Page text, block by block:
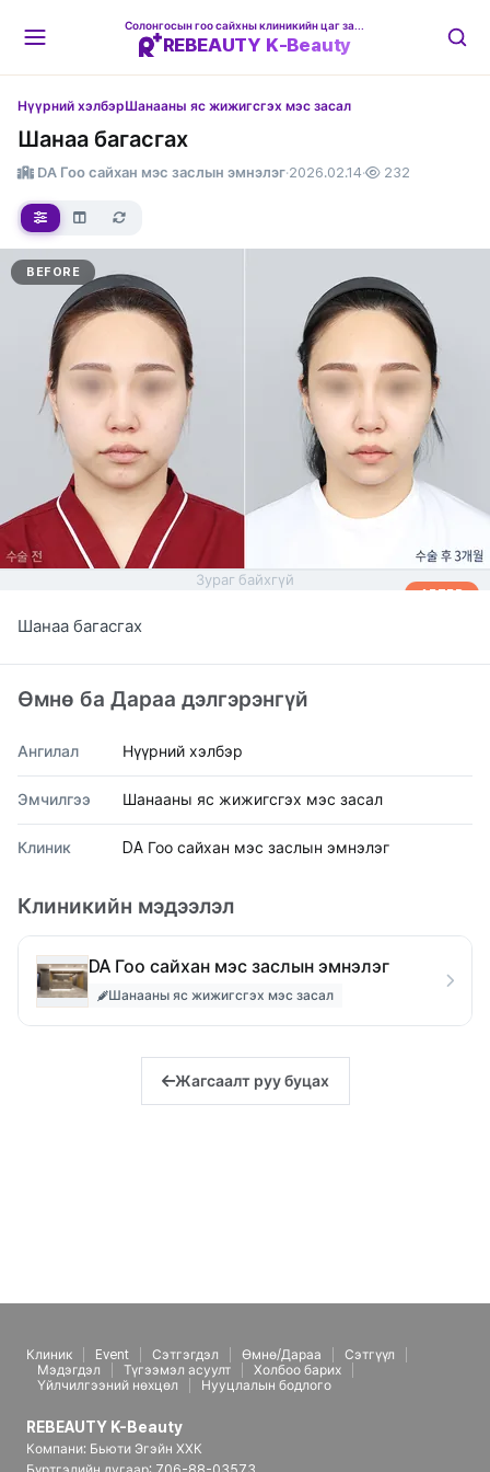
REBEAUTY K-Beauty
Нүүрний хэлбэрШанааны яс жижигсгэх мэс засал
Шанаа багасгах
DA Гоо сайхан мэс заслын эмнэлэг·2026.02.14· 232
BEFORE
AFTER
Зураг байхгүй
Шанаа багасгах
Өмнө ба Дараа дэлгэрэнгүй
Ангилал Нүүрний хэлбэр
Эмчилгээ Шанааны яс жижигсгэх мэс засал
Клиник DA Гоо сайхан мэс заслын эмнэлэг
Клиникийн мэдээлэл
DA Гоо сайхан мэс заслын эмнэлэг
Шанааны яс жижигсгэх мэс засал
Жагсаалт руу буцах
Клиник Event Сэтгэгдэл Өмнө/Дараа
Сэтгүүл
Мэдэгдэл
Түгээмэл асуулт
Холбоо барих
Үйлчилгээний нөхцөл
Нууцлалын бодлого
REBEAUTY K-Beauty
Компани: Бьюти Эгэйн ХХК